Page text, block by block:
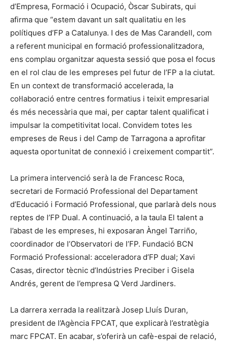
d’Empresa, Formació i Ocupació, Òscar Subirats, qui
afirma que “estem davant un salt qualitatiu en les
polítiques d’FP a Catalunya. I des de Mas Carandell, com
a referent municipal en formació professionalitzadora,
ens complau organitzar aquesta sessió que posa el focus
en el rol clau de les empreses pel futur de l’FP a la ciutat.
En un context de transformació accelerada, la
col·laboració entre centres formatius i teixit empresarial
és més necessària que mai, per captar talent qualificat i
impulsar la competitivitat local. Convidem totes les
empreses de Reus i del Camp de Tarragona a aprofitar
aquesta oportunitat de connexió i creixement compartit”.
La primera intervenció serà la de Francesc Roca,
secretari de Formació Professional del Departament
d’Educació i Formació Professional, que parlarà dels nous
reptes de l’FP Dual. A continuació, a la taula El talent a
l’abast de les empreses, hi exposaran Àngel Tarriño,
coordinador de l’Observatori de l’FP. Fundació BCN
Formació Professional: acceleradora d’FP dual; Xavi
Casas, director tècnic d’Indústries Preciber i Gisela
Andrés, gerent de l’empresa Q Verd Jardiners.
La darrera xerrada la realitzarà Josep Lluís Duran,
president de l’Agència FPCAT, que explicarà l’estratègia
marc FPCAT. En acabar, s’oferirà un cafè-espai de relació,